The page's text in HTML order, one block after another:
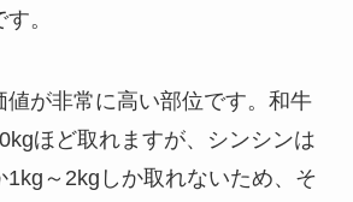
。
値が非常に高い部位です。和牛
ほど取れますが、シンシンは
1kg～2kgしか取れないため、そ